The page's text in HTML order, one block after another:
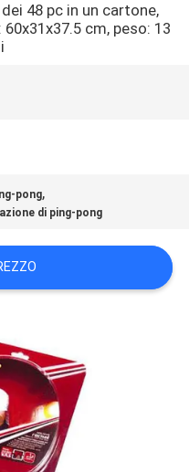
48 pc in un cartone,
cm, peso: 13
pong,
di ping-pong